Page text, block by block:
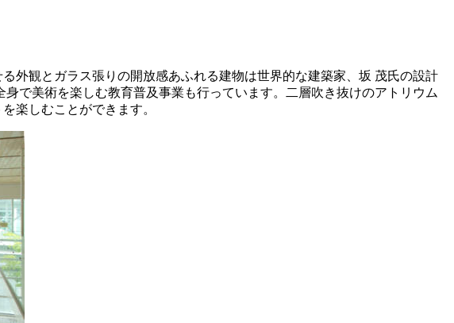
外観とガラス張りの開放感あふれる建物は世界的な建築家、坂 茂氏の設計
で美術を楽しむ教育普及事業も行っています。二層吹き抜けのアトリウム
楽しむことができます。